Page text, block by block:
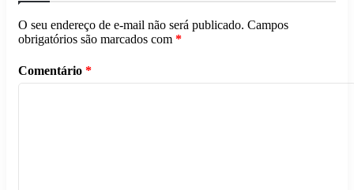
O seu endereço de e-mail não será publicado. Campos
obrigatórios são marcados com *
Comentário *